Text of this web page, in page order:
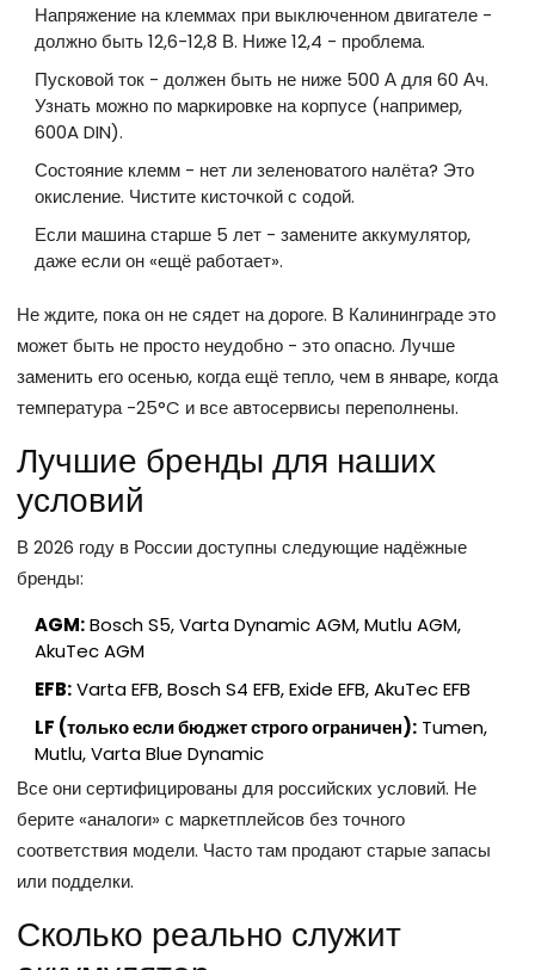
Напряжение на клеммах при выключенном двигателе -
должно быть 12,6-12,8 В. Ниже 12,4 - проблема.
Пусковой ток - должен быть не ниже 500 А для 60 Ач.
Узнать можно по маркировке на корпусе (например,
600A DIN).
Состояние клемм - нет ли зеленоватого налёта? Это
окисление. Чистите кисточкой с содой.
Если машина старше 5 лет - замените аккумулятор,
даже если он «ещё работает».
Не ждите, пока он не сядет на дороге. В Калининграде это
может быть не просто неудобно - это опасно. Лучше
заменить его осенью, когда ещё тепло, чем в январе, когда
температура -25°C и все автосервисы переполнены.
Лучшие бренды для наших
условий
В 2026 году в России доступны следующие надёжные
бренды:
AGM:Bosch S5, Varta Dynamic AGM, Mutlu AGM,
AkuTec AGM
EFB:Varta EFB, Bosch S4 EFB, Exide EFB, AkuTec EFB
LF (только если бюджет строго ограничен): Tumen,
Mutlu, Varta Blue Dynamic
Все они сертифицированы для российских условий. Не
берите «аналоги» с маркетплейсов без точного
соответствия модели. Часто там продают старые запасы
или подделки.
Сколько реально служит